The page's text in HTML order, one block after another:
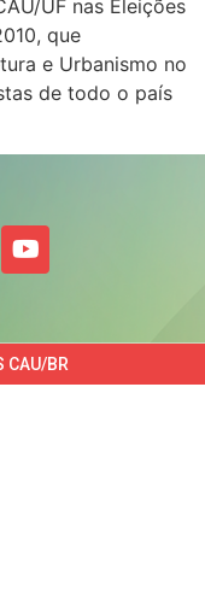
UF nas Eleições
que
e Urbanismo no
de todo o país
CAU/BR